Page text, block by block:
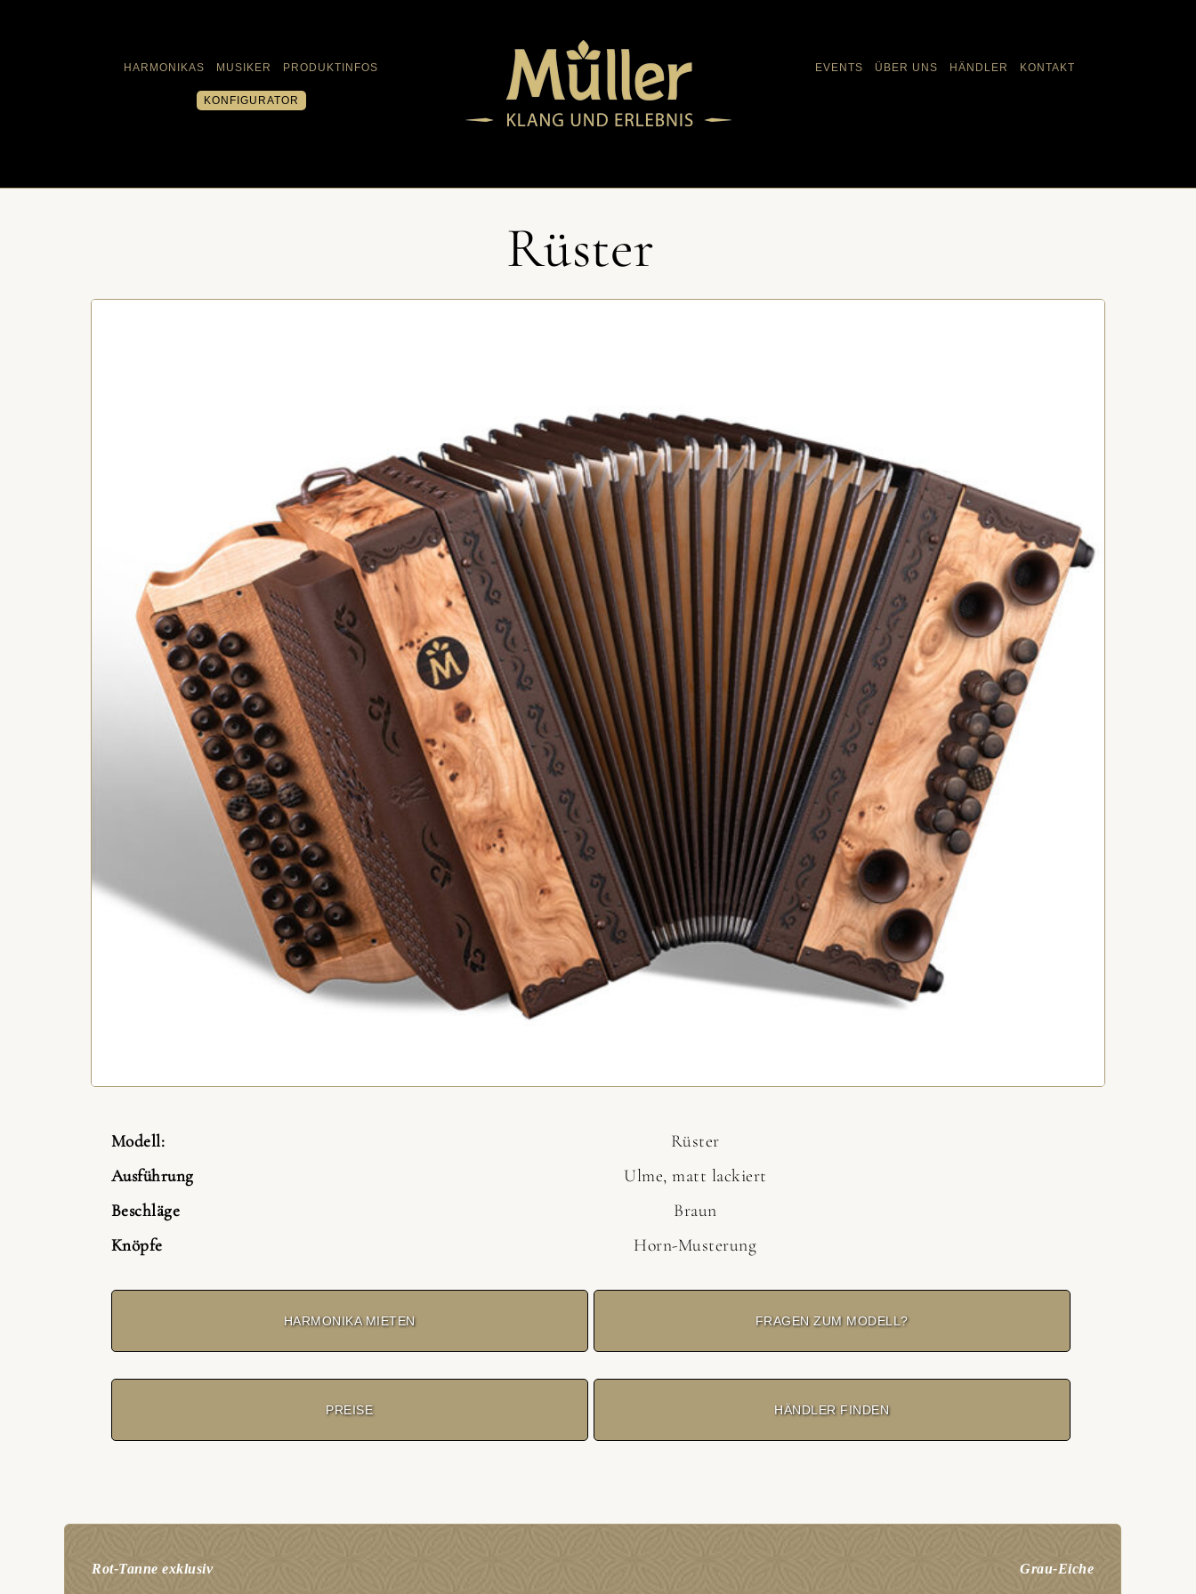
HARMONIKAS MUSIKER PRODUKTINFOS
KONFIGURATOR
EVENTS ÜBER UNS HÄNDLER KONTAKT
Rüster
Modell: Rüster
Ausführung Ulme, matt lackiert
Beschläge Braun
Knöpfe Horn-Musterung
HARMONIKA MIETEN FRAGEN ZUM MODELL?
PREISE HÄNDLER FINDEN
Rot-Tanne exklusiv Grau-Eiche